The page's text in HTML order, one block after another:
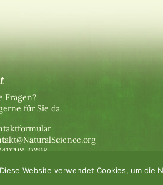
Fragen?
für Sie da.
0398
Diese Website verwendet Cookies, um die